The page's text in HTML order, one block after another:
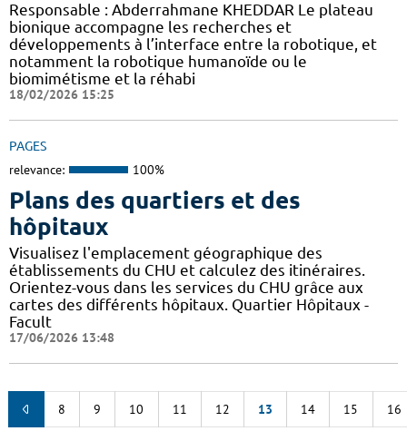
Responsable : Abderrahmane KHEDDAR Le plateau
bionique accompagne les recherches et
développements à l’interface entre la robotique, et
notamment la robotique humanoïde ou le
biomimétisme et la réhabi
18/02/2026 15:25
PAGES
relevance: 100%
Plans des quartiers et des
hôpitaux
Visualisez l'emplacement géographique des
établissements du CHU et calculez des itinéraires.
Orientez-vous dans les services du CHU grâce aux
cartes des différents hôpitaux. Quartier Hôpitaux -
Facult
17/06/2026 13:48
8 9 10 11 12 13 14 15 16